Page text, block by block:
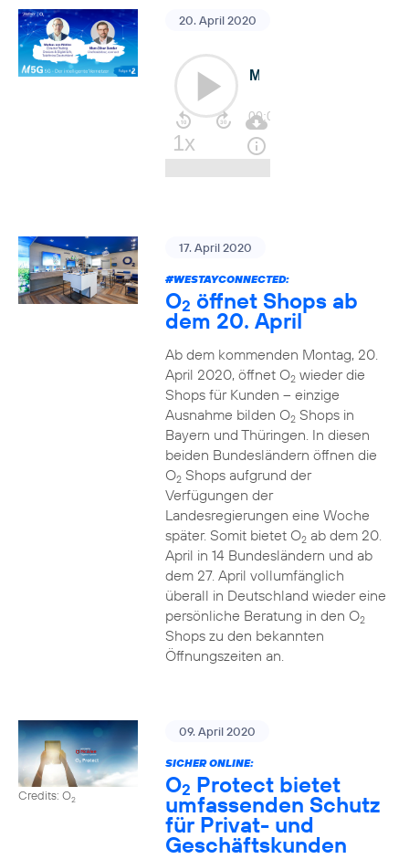
20. April 2020
17. April 2020
#WESTAYCONNECTED:
O2 öffnet Shops ab
dem 20. April
Ab dem kommenden Montag, 20.
April 2020, öffnet O2wieder die
Shops für Kunden – einzige
Ausnahme bilden O2Shops in
Bayern und Thüringen. In diesen
beiden Bundesländern öffnen die
O2Shops aufgrund der
Verfügungen der
Landesregierungen eine Woche
später. Somit bietet O2ab dem 20.
April in 14 Bundesländern und ab
dem 27. April vollumfänglich
überall in Deutschland wieder eine
persönliche Beratung in den O2
Shops zu den bekannten
Öffnungszeiten an.
Credits: O2
09. April 2020
SICHER ONLINE:
O2 Protect bietet
umfassenden Schutz
für Privat- und
Geschäftskunden